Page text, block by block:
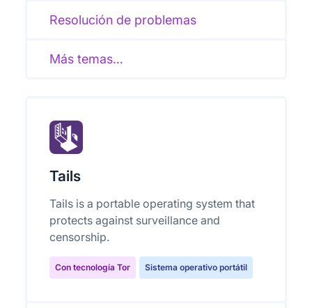
Resolución de problemas
Más temas…
Tails
Tails is a portable operating system that
protects against surveillance and
censorship.
Con tecnología Tor Sistema operativo portátil